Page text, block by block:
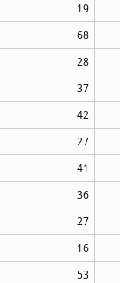
19
68
28
37
42
27
41
36
27
16
53